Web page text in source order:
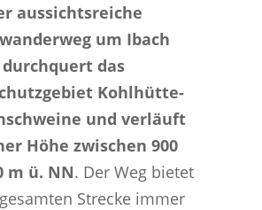
aussichtsreiche
um Ibach
durchquert das
Kohlhütte-
und verläuft
Höhe zwischen 900
m ü. NN. Der Weg bietet
Strecke immer